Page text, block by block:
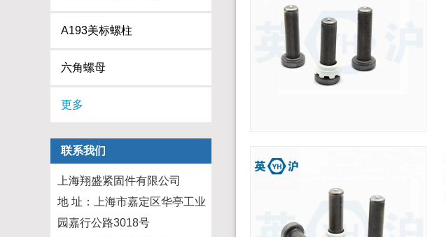
A193美标螺柱
六角螺母
更多
联系我们
上海翔盛紧固件有限公司
地 址：上海市嘉定区华亭工业
园嘉行公路3018号